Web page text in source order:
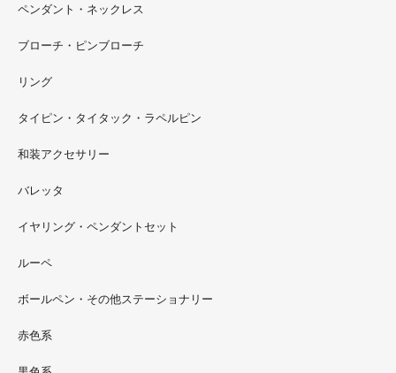
ただ今 東武百貨店船橋店に出展中です。9月20日まで4階
イベントスペースにいます。お近くの方はぜひお越しくだ
螺鈿ソフビでお世話になっているT-BASE銀座ギャラリー
シリーズ』紅里工房螺鈿装飾も展示されています。アクセ
サリーとはまた違った美しさがあると思うのでぜひご覧く
ペンダント・ネックレス
ブローチ・ピンブローチ
リング
タイピン・タイタック・ラペルピン
和装アクセサリー
バレッタ
イヤリング・ペンダントセット
ルーペ
ボールペン・その他ステーショナリー
赤色系